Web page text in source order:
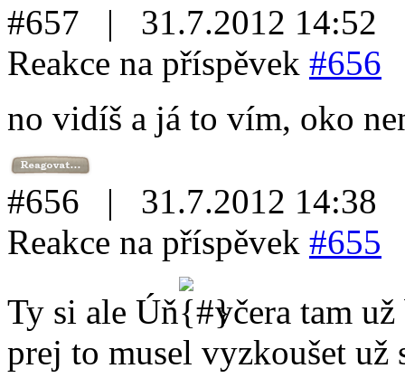
#657 | 31.7.2012
Reakce na příspěvek #656
no vidíš a já to vím, oko
#656 | 31.7.2012
Reakce na příspěvek #655
Ty si ale Úň
včera tam
prej to musel vyzkoušet už